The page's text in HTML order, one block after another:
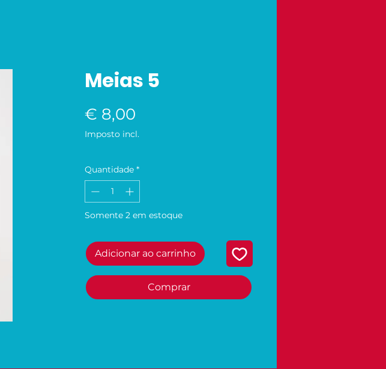
Meias 5
€ 8,00
Imposto incl.
Quantidade *
Somente 2 em estoque
Adicionar ao carrinho
Comprar